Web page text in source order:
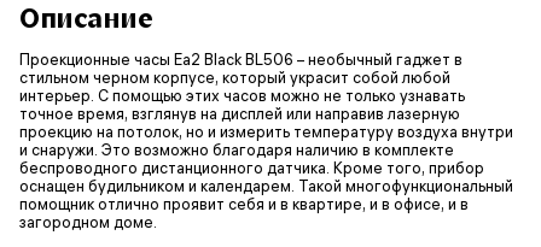
Описание
Проекционные часы Еа2 Black BL506 – необычный гаджет в
стильном черном корпусе, который украсит собой любой
интерьер. С помощью этих часов можно не только узнавать
точное время, взглянув на дисплей или направив лазерную
проекцию на потолок, но и измерить температуру воздуха внутри
и снаружи. Это возможно благодаря наличию в комплекте
беспроводного дистанционного датчика. Кроме того, прибор
оснащен будильником и календарем. Такой многофункциональный
помощник отлично проявит себя и в квартире, и в офисе, и в
загородном доме.